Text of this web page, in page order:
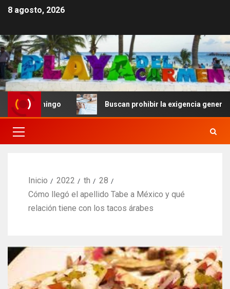
8 agosto, 2026
Buscan prohibir la exigencia generalizada de
Inicio 2022 th
28
Cómo llegó el apellido Tabe a México y qué
relación tiene con los tacos árabes